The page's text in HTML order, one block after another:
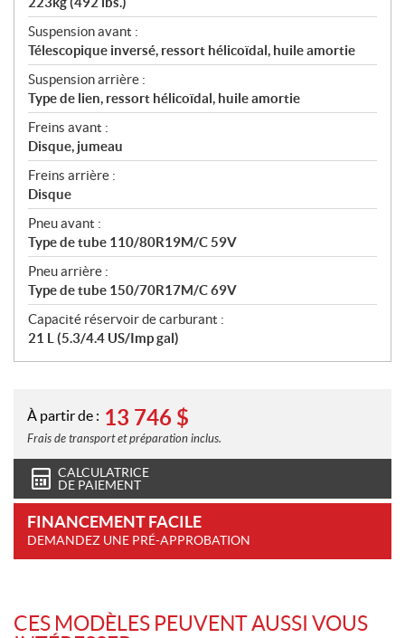
Suspension avant :
Télescopique inversé, ressort hélicoïdal, huile amortie
Suspension arrière :
Type de lien, ressort hélicoïdal, huile amortie
Freins avant :
Disque, jumeau
Freins arrière :
Disque
Pneu avant :
Type de tube 110/80R19M/C 59V
Pneu arrière :
Type de tube 150/70R17M/C 69V
Capacité réservoir de carburant :
21 L (5.3/4.4 US/Imp gal)
À partir de : 13 746 $
Frais de transport et préparation inclus.
CALCULATRICE
DE PAIEMENT
FINANCEMENT FACILE
DEMANDEZ UNE PRÉ-APPROBATION
CES MODÈLES PEUVENT AUSSI VOUS